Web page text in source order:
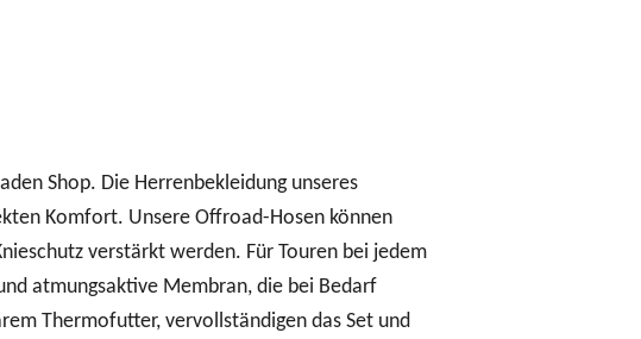
Shop. Die Herrenbekleidung unseres
Komfort. Unsere Offroad-Hosen können
verstärkt werden. Für Touren bei jedem
atmungsaktive Membran, die bei Bedarf
Thermofutter, vervollständigen das Set und